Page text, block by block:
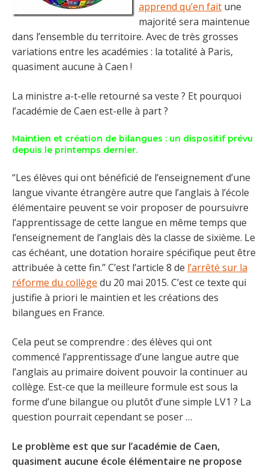
apprend qu’en fait une
majorité sera maintenue
dans l’ensemble du territoire. Avec de très grosses
variations entre les académies : la totalité à Paris,
quasiment aucune à Caen !
La ministre a-t-elle retourné sa veste ? Et pourquoi
l’académie de Caen est-elle à part ?
Maintien et création de bilangues : un dispositif prévu
depuis le printemps dernier.
“Les élèves qui ont bénéficié de l’enseignement d’une
langue vivante étrangère autre que l’anglais à l’école
élémentaire peuvent se voir proposer de poursuivre
l’apprentissage de cette langue en même temps que
l’enseignement de l’anglais dès la classe de sixième. Le
cas échéant, une dotation horaire spécifique peut être
attribuée à cette fin.” C’est l’article 8 de l’arrêté sur la
réforme du collège du 20 mai 2015. C’est ce texte qui
justifie à priori le maintien et les créations des
bilangues en France.
Cela peut se comprendre : des élèves qui ont
commencé l’apprentissage d’une langue autre que
l’anglais au primaire doivent pouvoir la continuer au
collège. Est-ce que la meilleure formule est sous la
forme d’une bilangue ou plutôt d’une simple LV1 ? La
question pourrait cependant se poser …
Le problème est que sur l’académie de Caen,
quasiment aucune école élémentaire ne propose